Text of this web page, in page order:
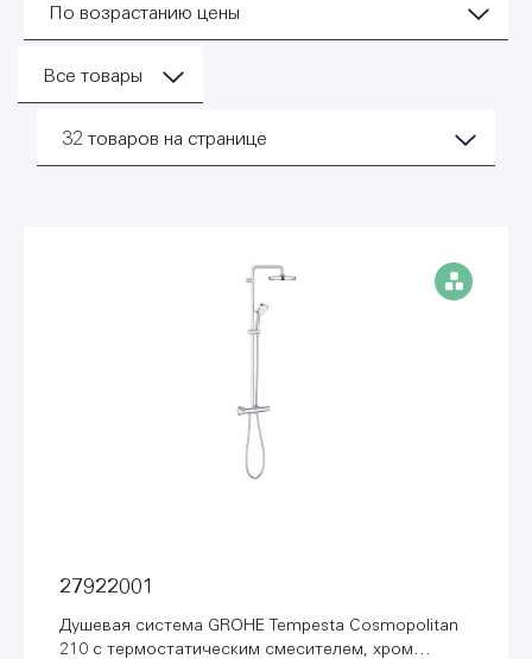
По возрастанию цены
Все товары
32 товаров на странице
27922001
Душевая система GROHE Tempesta Cosmopolitan
210 с термостатическим смесителем, хром